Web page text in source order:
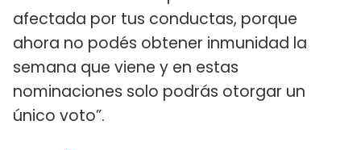
afectada por tus conductas, porque
ahora no podés obtener inmunidad la
semana que viene y en estas
nominaciones solo podrás otorgar un
único voto”.